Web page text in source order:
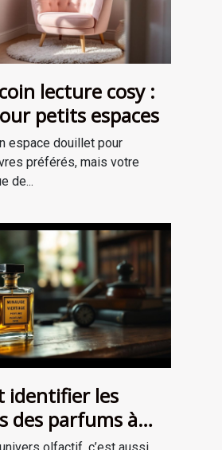
lecture cosy :
petits espaces
espace douillet pour
préférés, mais votre
de...
identifier les
des parfums à
époques ?